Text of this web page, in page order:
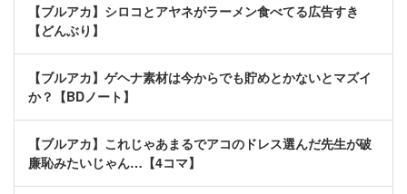
【ブルアカ】シロコとアヤネがラーメン食べてる広告すき
【どんぶり】
【ブルアカ】ゲヘナ素材は今からでも貯めとかないとマズイ
か？【BDノート】
【ブルアカ】これじゃあまるでアコのドレス選んだ先生が破
廉恥みたいじゃん…【4コマ】